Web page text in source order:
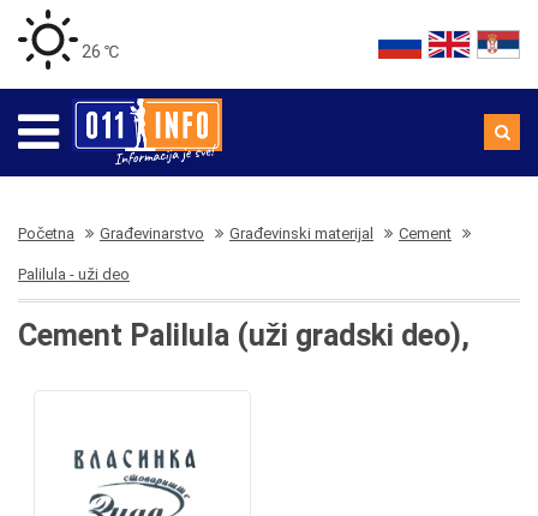
26 ℃
Početna Građevinarstvo Građevinski materijal Cement
Palilula - uži deo
Cement Palilula (uži gradski deo),